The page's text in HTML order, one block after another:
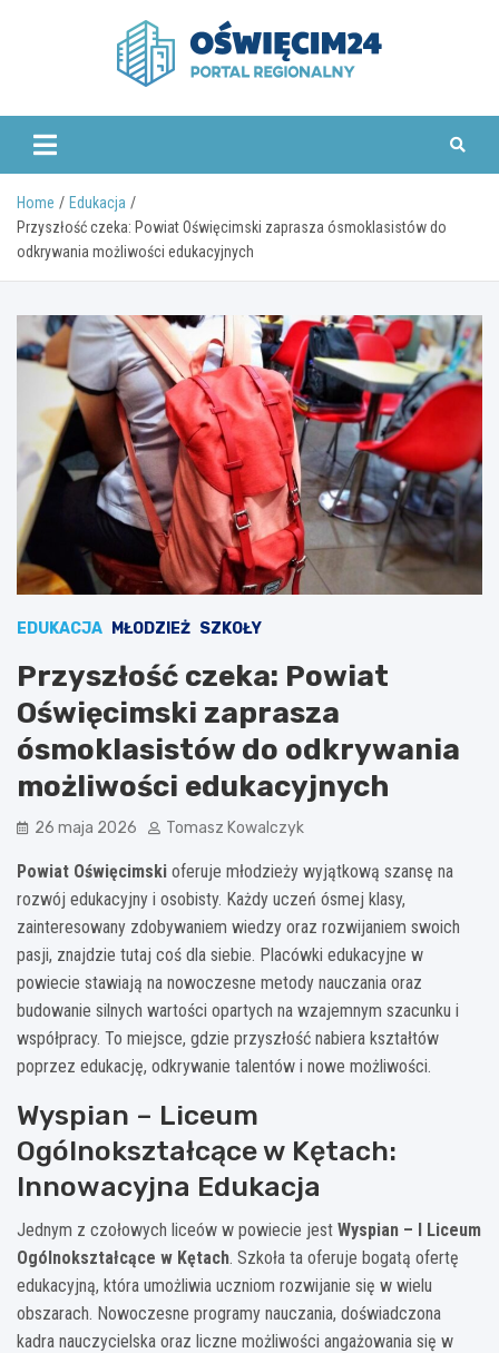
www.oswiecim24.pl
Home
Edukacja
Przyszłość czeka: Powiat Oświęcimski zaprasza ósmoklasistów do
odkrywania możliwości edukacyjnych
EDUKACJA MŁODZIEŻ SZKOŁY
Przyszłość czeka: Powiat
Oświęcimski zaprasza
ósmoklasistów do odkrywania
możliwości edukacyjnych
26 maja 2026 Tomasz Kowalczyk
Powiat Oświęcimski oferuje młodzieży wyjątkową szansę na
rozwój edukacyjny i osobisty. Każdy uczeń ósmej klasy,
zainteresowany zdobywaniem wiedzy oraz rozwijaniem swoich
pasji, znajdzie tutaj coś dla siebie. Placówki edukacyjne w
powiecie stawiają na nowoczesne metody nauczania oraz
budowanie silnych wartości opartych na wzajemnym szacunku i
współpracy. To miejsce, gdzie przyszłość nabiera kształtów
poprzez edukację, odkrywanie talentów i nowe możliwości.
Wyspian – Liceum
Ogólnokształcące w Kętach:
Innowacyjna Edukacja
Jednym z czołowych liceów w powiecie jest Wyspian – I Liceum
Ogólnokształcące w Kętach. Szkoła ta oferuje bogatą ofertę
edukacyjną, która umożliwia uczniom rozwijanie się w wielu
obszarach. Nowoczesne programy nauczania, doświadczona
kadra nauczycielska oraz liczne możliwości angażowania się w